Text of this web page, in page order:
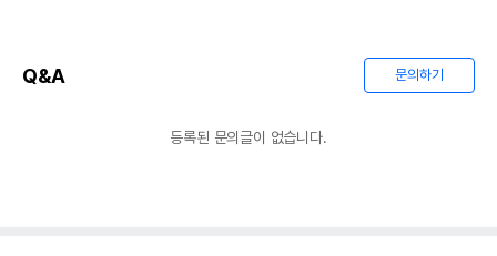
Q&A 문의하기
등록된 문의글이 없습니다.